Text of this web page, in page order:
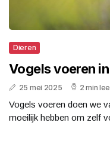
Dieren
Vogels voeren
25 mei 2025 2 min
Vogels voeren doen we
moeilijk hebben om zelf